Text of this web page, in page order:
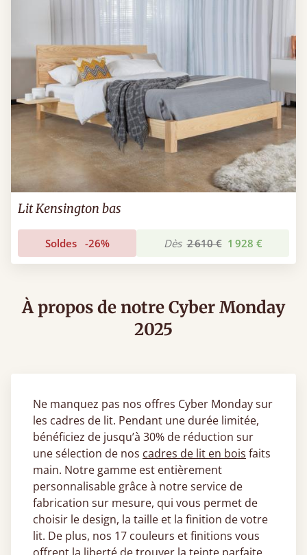
Lit Kensington bas
Soldes -26% Dès 2 610 € 1 928 €
À propos de notre Cyber Monday
2025
Ne manquez pas nos offres Cyber Monday sur
les cadres de lit. Pendant une durée limitée,
bénéficiez de jusqu’à 30% de réduction sur
une sélection de nos cadres de lit en bois faits
main. Notre gamme est entièrement
personnalisable grâce à notre service de
fabrication sur mesure, qui vous permet de
choisir le design, la taille et la finition de votre
lit. De plus, nos 17 couleurs et finitions vous